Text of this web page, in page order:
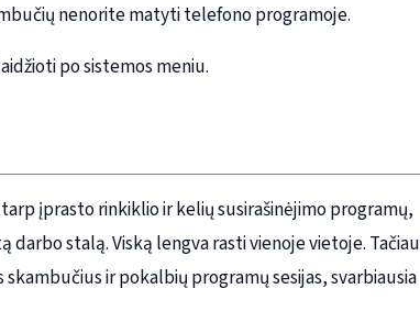
nenorite matyti telefono programoje.
po sistemos meniu.
įprasto rinkiklio ir kelių susirašinėjimo programų,
stalą. Viską lengva rasti vienoje vietoje. Tačiau
ir pokalbių programų sesijas, svarbiausia